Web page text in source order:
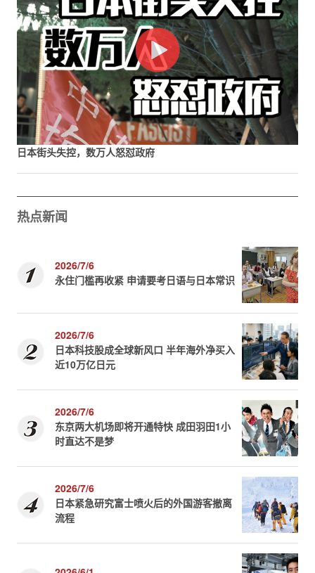
日本街头失控，数万人怒怼政府
热点新闻
2026/7/6
永住门槛再收紧 申请要考日语与日本常识
2026/7/6
日本科技股成全球新风口 半年海外净买入
近10万亿日元
2026/7/6
东京两大机场即将开通特快 成田羽田1小
时直达不是梦
2026/7/6
日本紧急研究富士喷火后的外国游客撤离
流程